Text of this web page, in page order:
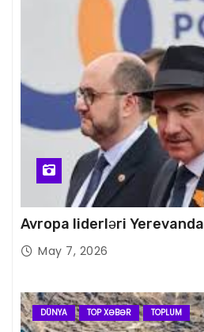
Avropa liderləri Yerevanda
May 7, 2026
DÜNYA TOP XƏBƏR TOPLUM